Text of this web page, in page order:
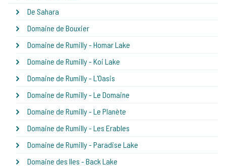
De Sahara
Domaine de Bouxier
Domaine de Rumilly - Homar Lake
Domaine de Rumilly - Koi Lake
Domaine de Rumilly - L'Oasis
Domaine de Rumilly - Le Domaine
Domaine de Rumilly - Le Planète
Domaine de Rumilly - Les Erables
Domaine de Rumilly - Paradise Lake
Domaine des Iles - Back Lake